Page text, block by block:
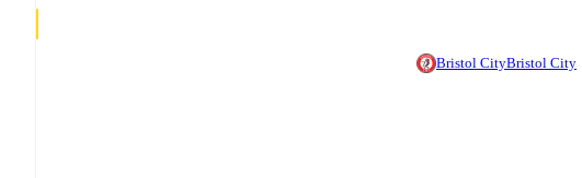
Bristol CityBristol City